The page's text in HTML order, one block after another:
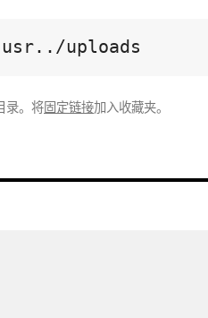
usr../uploads
录。将固定链接加入收藏夹。